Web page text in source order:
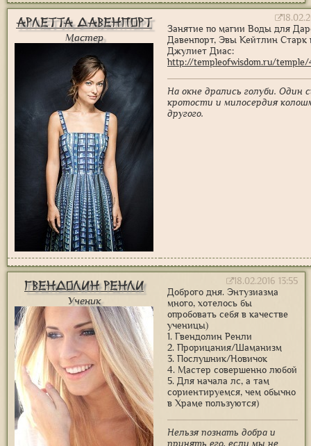
Арлетта Давенпорт
Мастер
Занятие по магии Воды для
Давенпорт, Эвы Кейтлин Старк
Джулиет Диас:
http://templeofwisdom.ru/
На окне дрались голуби. Один
кротости и милосердия
другого.
Гвендолин Ренли
Ученик
18.02.2016 13:55
Доброго дня. Энтузиазма
много, хотелось бы
опробовать себя в качестве
ученицы)
1. Гвендолин Ренли
2. Прорицания/Шаманизм
3. Послушник/Новичок
4. Мастер совершенно любой
5. Для начала лс, а там
сориентируемся, чем обычно
в Храме пользуются)
Нельзя познать добра и
принять его, если мы не